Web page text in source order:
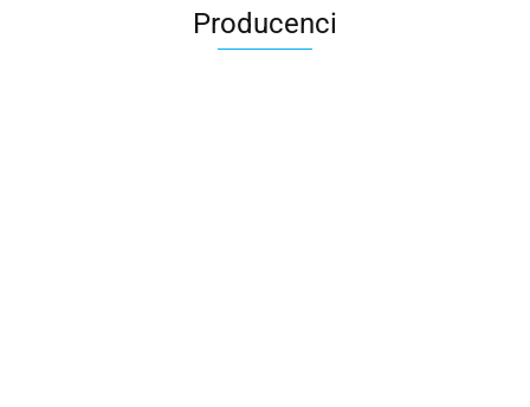
Producenci